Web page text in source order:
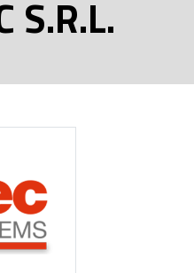
S.R.L.